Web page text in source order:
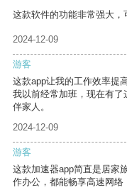
这款软件的功能非常强大，
2024-12-09
游客
这款app让我的工作效率提
我以前经常加班，现在有
伴家人。
2024-12-09
游客
这款加速器app简直是居家
作办公，都能畅享高速网络